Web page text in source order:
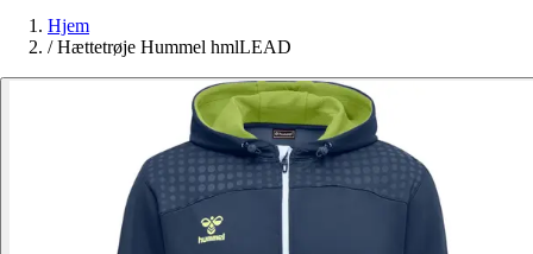
Hjem
/ Hættetrøje Hummel hmlLEAD